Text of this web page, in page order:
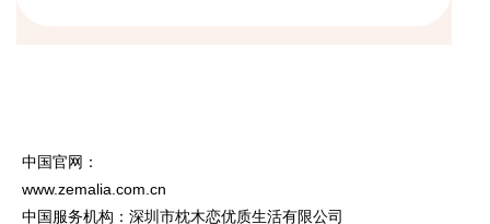
中国官网：
www.zemalia.com.cn
中国服务机构：深圳市枕木恋优质生活有限公司